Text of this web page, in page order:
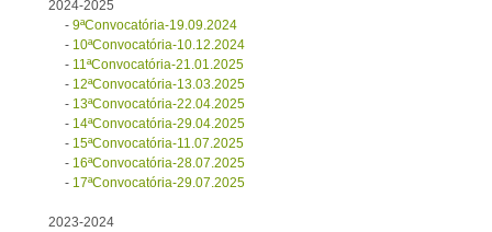
2024-2025
-9ªConvocatória-19.09.2024
- 10ªConvocatória-10.12.2024
- 11ªConvocatória-21.01.2025
- 12ªConvocatória-13.03.2025
- 13ªConvocatória-22.04.2025
- 14ªConvocatória-29.04.2025
- 15ªConvocatória-11.07.2025
- 16ªConvocatória-28.07.2025
- 17ªConvocatória-29.07.2025
2023-2024